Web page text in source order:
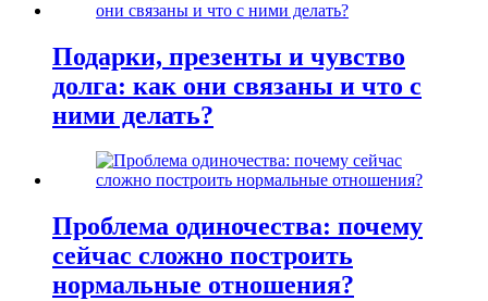
Подарки, презенты и чувство
долга: как они связаны и что с
ними делать?
Проблема одиночества: почему
сейчас сложно построить
нормальные отношения?